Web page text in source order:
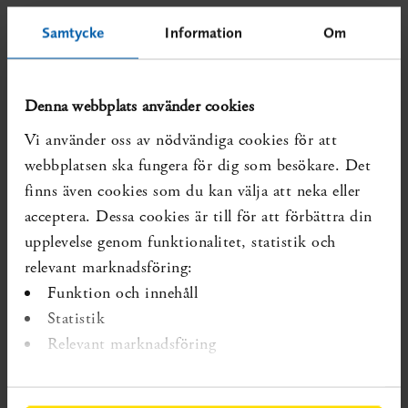
Samtycke Information Om
Denna webbplats använder cookies
Vi använder oss av nödvändiga cookies för att
webbplatsen ska fungera för dig som besökare. Det
finns även cookies som du kan välja att neka eller
acceptera. Dessa cookies är till för att förbättra din
upplevelse genom funktionalitet, statistik och
relevant marknadsföring:
Funktion och innehåll
Statistik
Relevant marknadsföring
Progesteron­behandling av kvinnor med tidigare
Progesteron­behandling av kvinnor med kort cervix
(fyra studier, 1 560 kvinnor)
Progesteron­behandling av kvinnor med flerbörd
(14 studier, 3 792 kvinnor)
Progesteron­behandling av kvinnor med hotande
förtidsbörd vid varierande graviditetslängder, 15–
36 veckor (sex studier, 505 kvinnor).
Övrigt (fyra studier)
* Ett fibronektin-test är prov från slidan. Ett negativt
resultat (avsaknad av fibronektin) betyder att prematur
är mera osäker.